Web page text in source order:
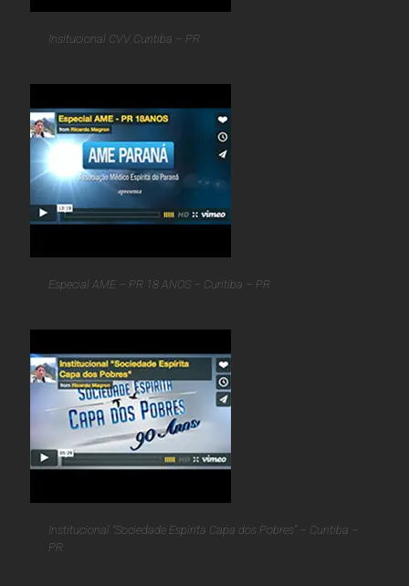
Insitucional CVV Curitiba – PR
Especial AME – PR 18 ANOS – Curitiba – PR
Institucional “Sociedade Espírita Capa dos Pobres” – Curitiba –
PR